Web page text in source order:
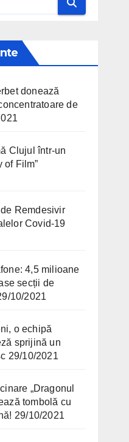
donează
de
Clujul într-un
of Film”
Remdesivir
Covid-19
4,5 milioane
secții de
10/2021
o echipă
sprijină un
29/10/2021
„Dragonul
tombolă cu
29/10/2021